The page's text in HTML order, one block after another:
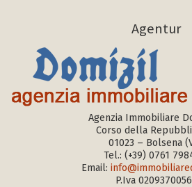
Agentur
Agenzia Immobiliare
Corso della
01023 – Bolsena
Tel.: (+39) 0761
Email:
P.Iva